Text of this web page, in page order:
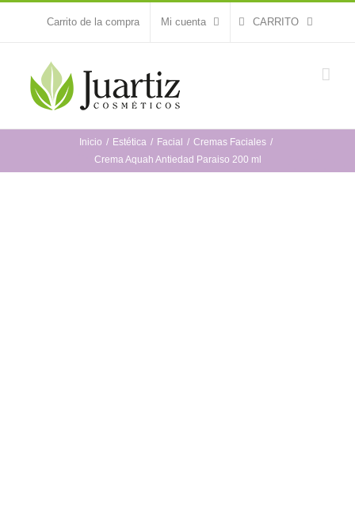
Carrito de la compra Mi cuenta CARRITO
Inicio Estética Facial
Cremas Faciales
Crema Aquah Antiedad Paraiso 200 ml